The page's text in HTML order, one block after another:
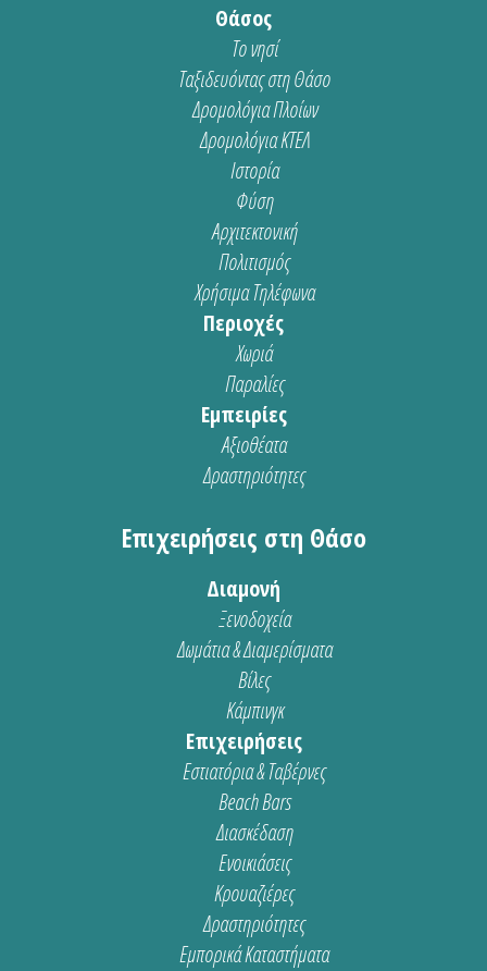
Θάσος
Το νησί
Ταξιδευόντας στη Θάσο
Δρομολόγια Πλοίων
Δρομολόγια ΚΤΕΛ
Ιστορία
Φύση
Αρχιτεκτονική
Πολιτισμός
Χρήσιμα Τηλέφωνα
Περιοχές
Χωριά
Παραλίες
Εμπειρίες
Αξιοθέατα
Δραστηριότητες
Επιχειρήσεις στη Θάσο
Διαμονή
Ξενοδοχεία
Δωμάτια & Διαμερίσματα
Βίλες
Κάμπινγκ
Επιχειρήσεις
Εστιατόρια & Ταβέρνες
Beach Bars
Διασκέδαση
Ενοικιάσεις
Κρουαζιέρες
Δραστηριότητες
Εμπορικά Καταστήματα